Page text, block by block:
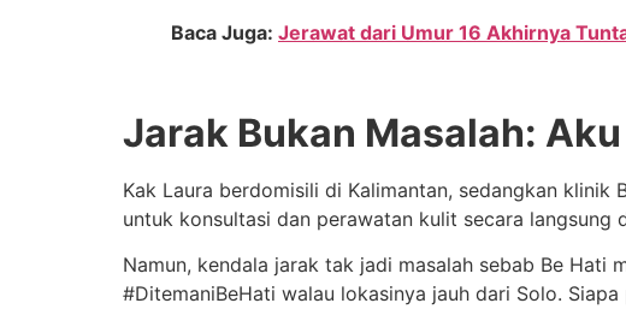
Baca Juga: Jerawat dari Umur 16 Akhirnya
Jarak Bukan Masalah:
Kak Laura berdomisili di Kalimantan, sedangkan
untuk konsultasi dan perawatan kulit secara langsung
Namun, kendala jarak tak jadi masalah sebab Be Hati
#DitemaniBeHati walau lokasinya jauh dari Solo.